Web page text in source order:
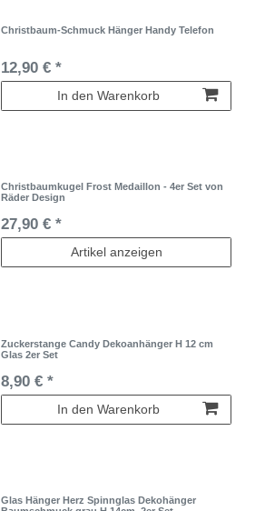
Christbaum-Schmuck Hänger Handy Telefon
12,90 € *
In den Warenkorb
Christbaumkugel Frost Medaillon - 4er Set von
Räder Design
27,90 € *
Artikel anzeigen
Zuckerstange Candy Dekoanhänger H 12 cm
Glas 2er Set
8,90 € *
In den Warenkorb
Glas Hänger Herz Spinnglas Dekohänger